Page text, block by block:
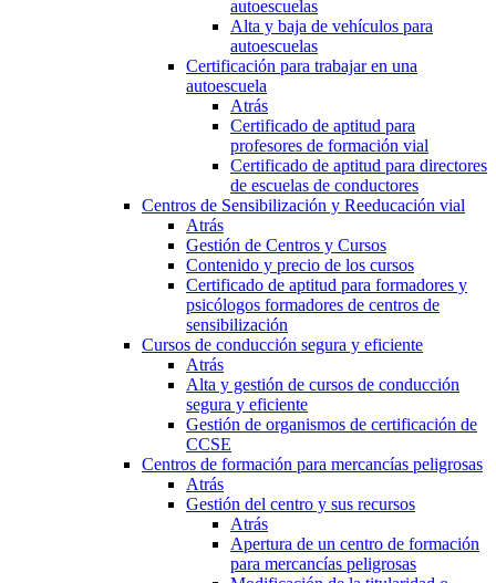
autoescuelas
Alta y baja de vehículos para
autoescuelas
Certificación para trabajar en una
autoescuela
Atrás
Certificado de aptitud para
profesores de formación vial
Certificado de aptitud para directores
de escuelas de conductores
Centros de Sensibilización y Reeducación vial
Atrás
Gestión de Centros y Cursos
Contenido y precio de los cursos
Certificado de aptitud para formadores y
psicólogos formadores de centros de
sensibilización
Cursos de conducción segura y eficiente
Atrás
Alta y gestión de cursos de conducción
segura y eficiente
Gestión de organismos de certificación de
CCSE
Centros de formación para mercancías peligrosas
Atrás
Gestión del centro y sus recursos
Atrás
Apertura de un centro de formación
para mercancías peligrosas